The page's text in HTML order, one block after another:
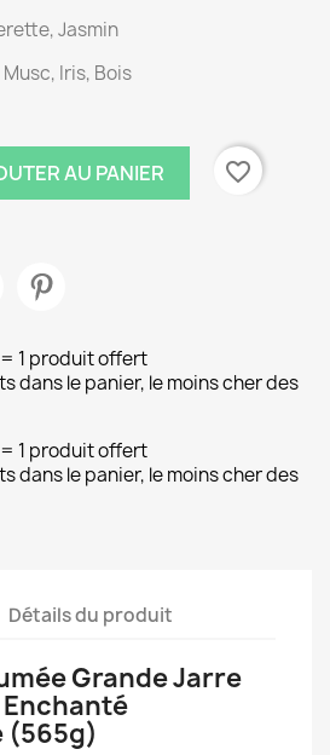
Jasmin
Iris, Bois
AU PANIER favorite_border
1 produit offert
dans le panier, le moins cher des
1 produit offert
dans le panier, le moins cher des
Détails du produit
Grande Jarre
(565g)